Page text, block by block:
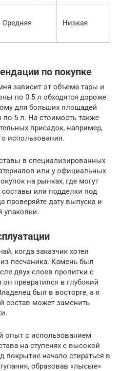
Средняя Низкая
по покупке
зависит от объема тары и
по 0.5 л обходятся дороже
для больших площадей
по 5 л. На стоимость также
присадок, например,
использования.
в специализированных
или у официальных
на рынках, где могут
или подделки под
проверяйте дату выпуска и
упаковки.
когда заказчик хотел
песчаника. Камень был
двух слоев пропитки с
превратился в глубокий
был в восторге, а я
состав может заменить
опыт с использованием
на ступенях с высокой
покрытие начало стираться в
образовав «лысые»